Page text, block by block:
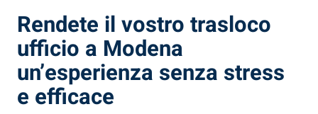
Rendete il vostro trasloco
ufficio a Modena
un’esperienza senza stress
e efficace